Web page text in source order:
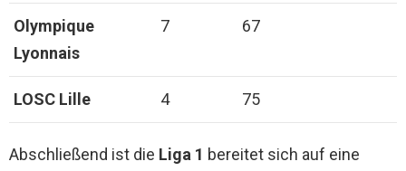
Olympique
Lyonnais
7 67
LOSC Lille 4 75
Abschließend ist die Liga 1 bereitet sich auf eine